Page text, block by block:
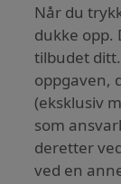
Når du
dukke opp.
tilbudet
oppgaven,
(eksklusiv
som
deretter
ved en